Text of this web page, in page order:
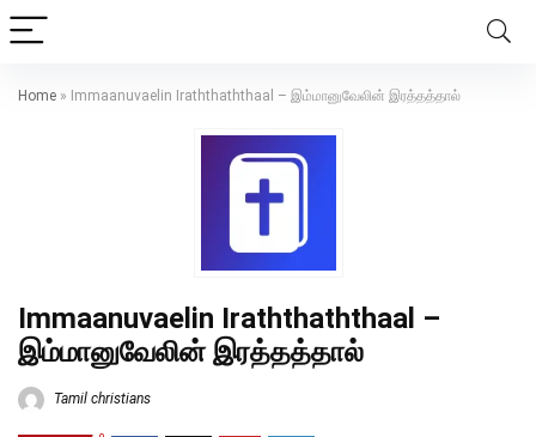
Home » Immaanuvaelin Iraththaththaal – இம்மானுவேலின் இரத்தத்தால்
Immaanuvaelin Iraththaththaal –
இம்மானுவேலின் இரத்தத்தால்
Tamil christians